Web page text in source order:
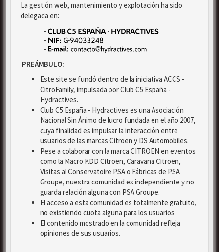
La gestión web, mantenimiento y explotación ha sido
delegada en:
PREÁMBULO:
Este site se fundó dentro de la iniciativa ACCS -
CitröFamily, impulsada por Club C5 España -
Hydractives.
Club C5 España - Hydractives es una Asociación
Nacional Sin Ánimo de lucro fundada en el año 2007,
cuya finalidad es impulsar la interacción entre
usuarios de las marcas Citroën y DS Automobiles.
Pese a colaborar con la marca CITROEN en eventos
como la Macro KDD Citroën, Caravana Citroën,
Visitas al Conservatoire PSA o Fábricas de PSA
Groupe, nuestra comunidad es independiente y no
guarda relación alguna con PSA Groupe.
El acceso a esta comunidad es totalmente gratuito,
no existiendo cuota alguna para los usuarios.
El contenido mostrado en la comunidad refleja
opiniones de sus usuarios.